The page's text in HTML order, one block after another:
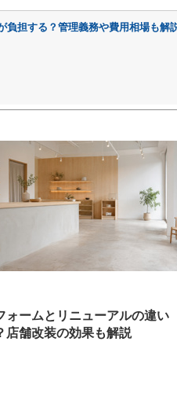
負担する？管理義務や費用相場も解
ォームとリニューアルの違い
店舗改装の効果も解説